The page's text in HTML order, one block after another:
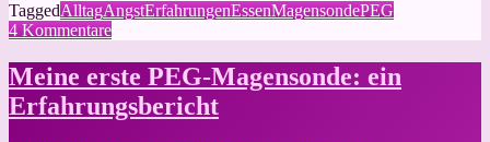
TaggedAlltagAngstErfahrungenEssenMagensondePEG
4 Kommentarezu
Magensonde
und
oral
Meine erste PEG-Magensonde: ein
Erfahrungsbericht